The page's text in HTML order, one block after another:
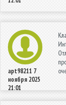
apt98211 7
ноября 2025
21:01